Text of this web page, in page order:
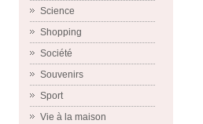
Science
Shopping
Société
Souvenirs
Sport
Vie à la maison